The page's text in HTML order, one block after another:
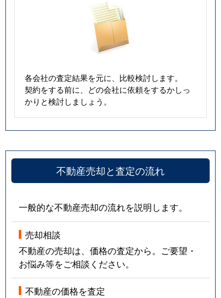
各会社の査定結果を元に、比較検討します。
契約をする前に、どの会社に依頼をするかしっ
かりと検討しましょう。
不動産売却と査定の流れ
一般的な不動産売却の流れを説明します。
売却相談
不動産の売却は、価格の査定から。ご要望・
お悩み等をご相談ください。
不動産の価格を査定